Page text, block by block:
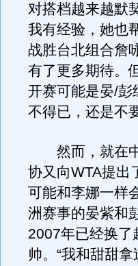
对搭档越来越默
我有经验，她也
战胜台北组合詹
有了更多期待。
开赛可能是晏/彭
不得已，还是不
然而，就在中
协又向WTA提出
可能和李娜一样
洲赛事的晏紫和
2007年已经换了
帅。“我和甜甜